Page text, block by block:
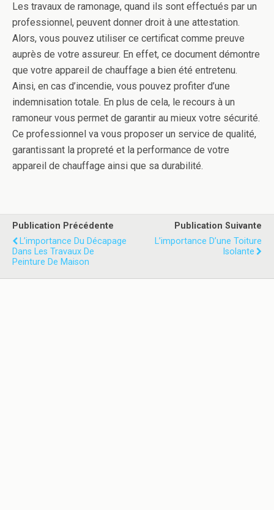
Les travaux de ramonage, quand ils sont effectués par un
professionnel, peuvent donner droit à une attestation.
Alors, vous pouvez utiliser ce certificat comme preuve
auprès de votre assureur. En effet, ce document démontre
que votre appareil de chauffage a bien été entretenu.
Ainsi, en cas d’incendie, vous pouvez profiter d’une
indemnisation totale. En plus de cela, le recours à un
ramoneur vous permet de garantir au mieux votre sécurité.
Ce professionnel va vous proposer un service de qualité,
garantissant la propreté et la performance de votre
appareil de chauffage ainsi que sa durabilité.
Publication Précédente
L’importance Du Décapage
Dans Les Travaux De
Peinture De Maison
Publication Suivante
L’importance D’une Toiture
Isolante